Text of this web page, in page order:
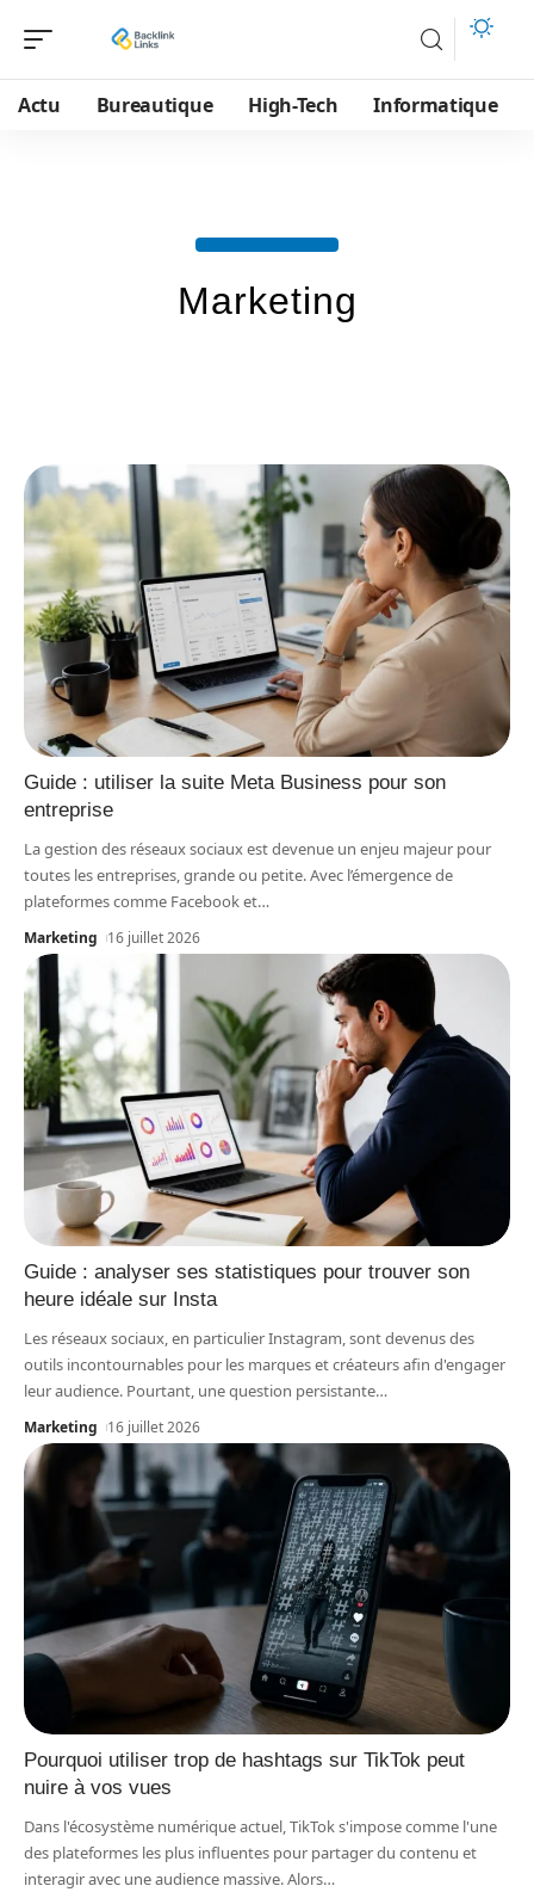
Actu Bureautique High-Tech Informatique
Marketing
Guide : utiliser la suite Meta Business pour son
entreprise
La gestion des réseaux sociaux est devenue un enjeu majeur pour
toutes les entreprises, grande ou petite. Avec l’émergence de
plateformes comme Facebook et…
Marketing 16 juillet 2026
Guide : analyser ses statistiques pour trouver son
heure idéale sur Insta
Les réseaux sociaux, en particulier Instagram, sont devenus des
outils incontournables pour les marques et créateurs afin d'engager
leur audience. Pourtant, une question persistante…
Marketing 16 juillet 2026
Pourquoi utiliser trop de hashtags sur TikTok peut
nuire à vos vues
Dans l'écosystème numérique actuel, TikTok s'impose comme l'une
des plateformes les plus influentes pour partager du contenu et
interagir avec une audience massive. Alors…